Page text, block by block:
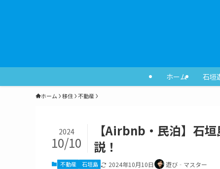
ホーム 石垣
ホーム 移住 不動産
【Airbnb・民泊】石
説！
2024
10/10
不動産 石垣島 2024年10月10日 遊び‐マスター